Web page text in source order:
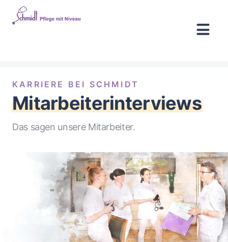
KARRIERE BEI SCHMIDT
Mitarbeiterinterviews
Das sagen unsere Mitarbeiter.